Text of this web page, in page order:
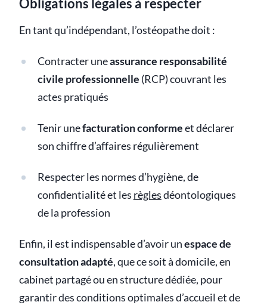
Obligations légales à respecter
En tant qu’indépendant, l’ostéopathe doit :
Contracter uneassurance responsabilité
civile professionnelle (RCP) couvrant les
actes pratiqués
Tenir unefacturation conformeet déclarer
son chiffre d’affaires régulièrement
Respecter les normes d’hygiène, de
confidentialité et les règlesdéontologiques
de la profession
Enfin, il est indispensable d’avoir unespace de
consultation adapté, que ce soit à domicile, en
cabinet partagé ou en structure dédiée, pour
garantir des conditions optimales d’accueil et de